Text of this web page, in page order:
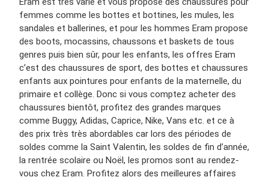
femmes comme les bottes et bottines, les mules, les
sandales et ballerines, et pour les hommes Eram propose
des boots, mocassins, chaussons et baskets de tous
genres puis bien sûr, pour les enfants, les offres Eram
c’est des chaussures de sport, des bottes et chaussures
enfants aux pointures pour enfants de la maternelle, du
primaire et collège. Donc si vous comptez acheter des
chaussures bientôt, profitez des grandes marques
comme Buggy, Adidas, Caprice, Nike, Vans etc. et ce à
des prix très très abordables car lors des périodes de
soldes comme la Saint Valentin, les soldes de fin d’année,
la rentrée scolaire ou Noël, les promos sont au rendez-
vous chez Eram. Profitez alors des meilleures affaires